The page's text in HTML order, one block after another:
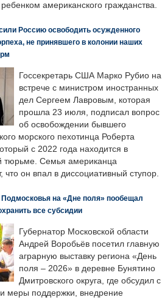
американского гражданства.
Россию освободить осужденного
не принявшего в колонии наших
Госсекретарь США Марко Рубио на
встрече с министром иностранных
дел Сергеем Лавровым, которая
прошла 23 июля, подписал вопрос
об освобождении бывшего
морского пехотинца Роберта
с 2022 года находится в
тюрьме. Семья американца
что он впал в диссоциативный ступор.
Подмосковья на «Дне поля» пообещал
все субсидии
Губернатор Московской области
Андрей Воробьёв посетил главную
аграрную выставку региона «День
поля – 2026» в деревне Бунятино
Дмитровского округа, где обсудил с
меры поддержки, внедрение